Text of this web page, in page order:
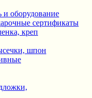
и оборудование
сертификаты
креп
шпон